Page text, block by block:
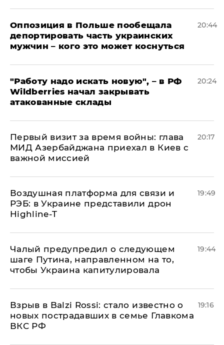
Оппозиция в Польше пообещала
депортировать часть украинских
мужчин – кого это может коснуться
20:44
"Работу надо искать новую", – в РФ
Wildberries начал закрывать
атакованные склады
20:24
Первый визит за время войны: глава
МИД Азербайджана приехал в Киев с
важной миссией
20:17
Воздушная платформа для связи и
РЭБ: в Украине представили дрон
Highline-T
19:49
Чалый предупредил о следующем
шаге Путина, направленном на то,
чтобы Украина капитулировала
19:44
Взрыв в Balzi Rossi: стало известно о
новых пострадавших в семье Главкома
ВКС РФ
19:16